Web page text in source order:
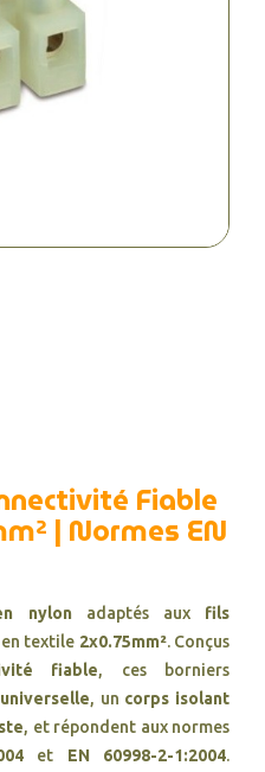
Fiable
| Normes EN
nylonadaptés aux fils
textile 2x0.75mm². Conçus
fiable, ces borniers
, un corps isolant
, et répondent aux normes
et EN 60998-2-1:2004.